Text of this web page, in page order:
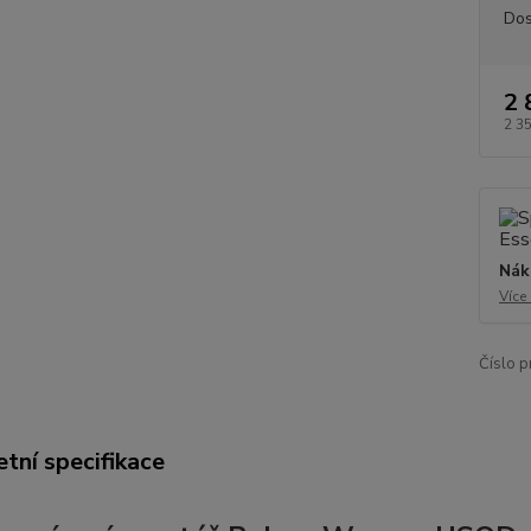
2
2
Číslo
specifikace